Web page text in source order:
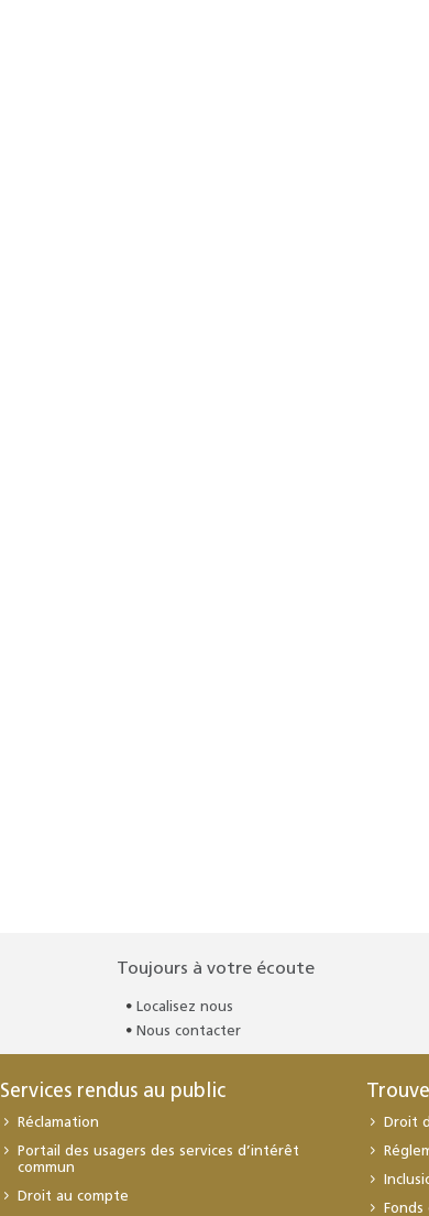
Toujours à votre écoute
Localisez nous
Nous contacter
Services rendus au public
Réclamation
Portail des usagers des services d’intérêt
commun
Droit au compte
Droit